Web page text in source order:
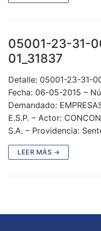
05001-23-31-
01_31837
Detalle: 05001-23-31-
Fecha: 06-05-2015 –
Demandado:
E.S.P. – Actor:
S.A. – Providencia:
LEER MÁS →